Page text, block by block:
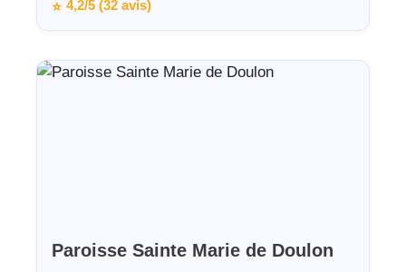
⭐ 4,2/5 (32 avis)
Paroisse Sainte Marie de Doulon